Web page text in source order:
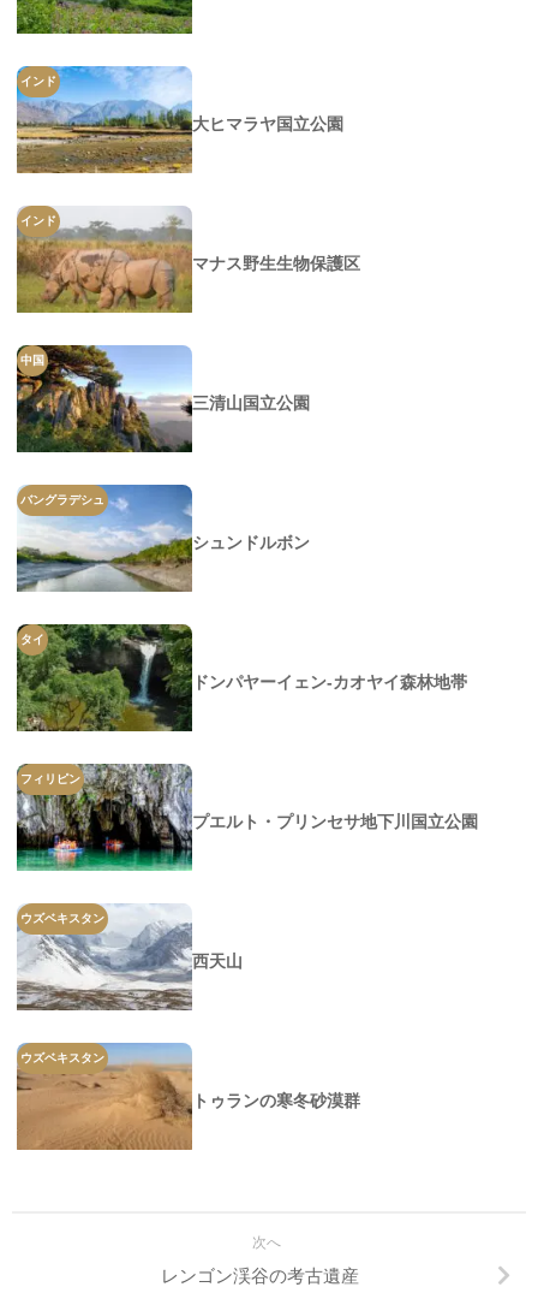
インド
大ヒマラヤ国立公園
インド
マナス野生生物保護区
中国
三清山国立公園
バングラデシュ
シュンドルボン
タイ
ドンパヤーイェン-カオヤイ森林地帯
フィリピン
プエルト・プリンセサ地下川国立公園
ウズベキスタン
西天山
ウズベキスタン
トゥランの寒冬砂漠群
次へ
レンゴン渓谷の考古遺産